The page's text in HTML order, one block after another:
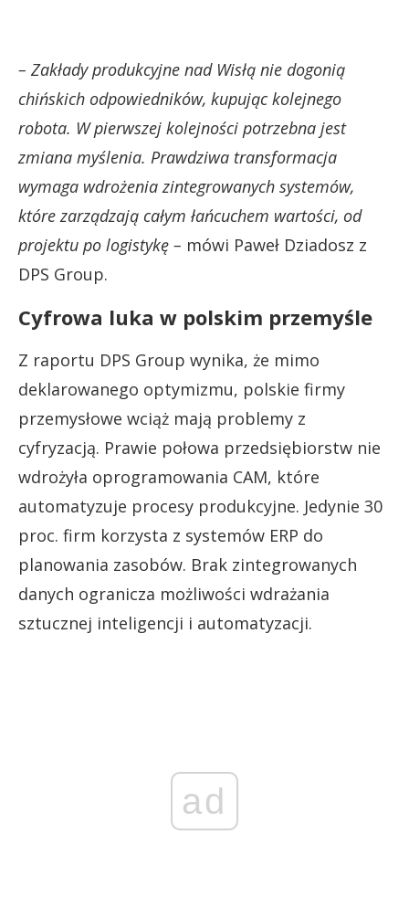
– Zakłady produkcyjne nad Wisłą nie dogonią
chińskich odpowiedników, kupując kolejnego
robota. W pierwszej kolejności potrzebna jest
zmiana myślenia. Prawdziwa transformacja
wymaga wdrożenia zintegrowanych systemów,
które zarządzają całym łańcuchem wartości, od
projektu po logistykę – mówi Paweł Dziadosz z
DPS Group.
Cyfrowa luka w polskim przemyśle
Z raportu DPS Group wynika, że mimo
deklarowanego optymizmu, polskie firmy
przemysłowe wciąż mają problemy z
cyfryzacją. Prawie połowa przedsiębiorstw nie
wdrożyła oprogramowania CAM, które
automatyzuje procesy produkcyjne. Jedynie 30
proc. firm korzysta z systemów ERP do
planowania zasobów. Brak zintegrowanych
danych ogranicza możliwości wdrażania
sztucznej inteligencji i automatyzacji.
ad